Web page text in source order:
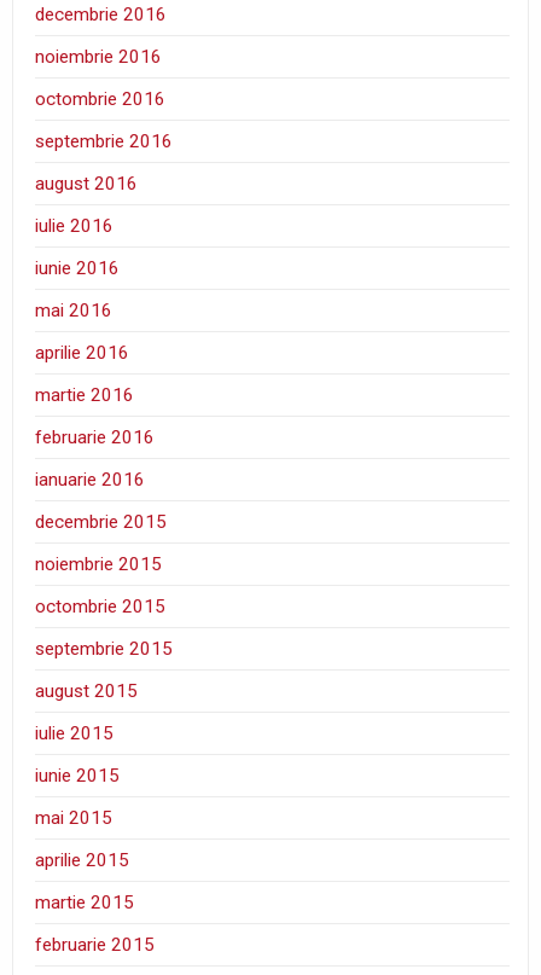
decembrie 2016
noiembrie 2016
octombrie 2016
septembrie 2016
august 2016
iulie 2016
iunie 2016
mai 2016
aprilie 2016
martie 2016
februarie 2016
ianuarie 2016
decembrie 2015
noiembrie 2015
octombrie 2015
septembrie 2015
august 2015
iulie 2015
iunie 2015
mai 2015
aprilie 2015
martie 2015
februarie 2015